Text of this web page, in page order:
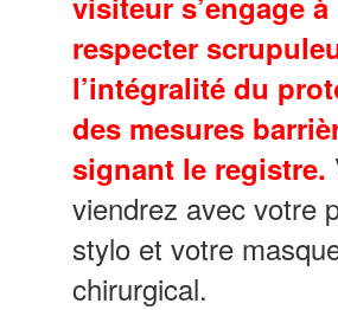
respecter
l’intégralité du
des mesures
signant le registre.
viendrez avec votre
stylo et votre
chirurgical.